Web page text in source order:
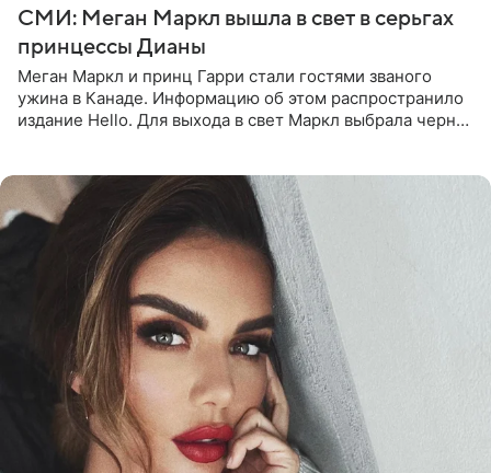
СМИ: Меган Маркл вышла в свет в серьгах
принцессы Дианы
Меган Маркл и принц Гарри стали гостями званого
ужина в Канаде. Информацию об этом распространило
издание Hello. Для выхода в свет Маркл выбрала черное